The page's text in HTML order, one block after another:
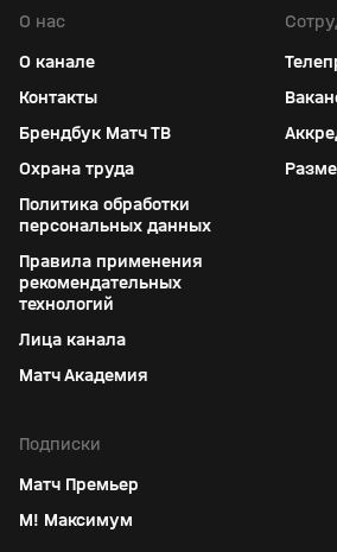
О нас
О канале
Контакты
Брендбук Матч ТВ
Охрана труда
Политика обработки
персональных данных
Правила применения
рекомендательных
технологий
Лица канала
Матч Академия
Подписки
Матч Премьер
М! Максимум